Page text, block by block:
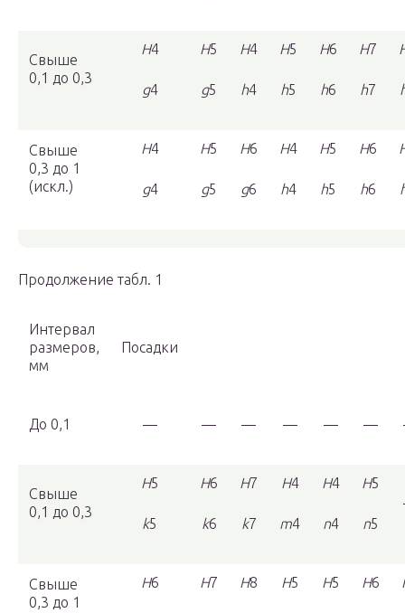
Свыше
0,1 до 0,3
H4
g4
H5
g5
H4
h4
H5
h5
H6
h6
H7
h7
Свыше
0,3 до 1
(искл.)
H4
g4
H5
g5
H6
g6
H4
h4
H5
h5
H6
h6
Продолжение табл. 1
Интервал
размеров,
мм
Посадки
До 0,1 — — — — — —
Свыше
0,1 до 0,3
H5
k5
H6
k6
H7
k7
H4
m4
H4
n4
H5
n5
Свыше
0,3 до 1
H6 H7 H8 H5 H5 H6